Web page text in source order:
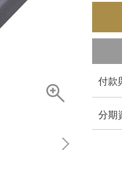
付款
分期